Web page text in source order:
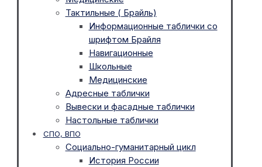
Тактильные ( Брайль)
Информационные таблички со
шрифтом Брайля
Навигационные
Школьные
Медицинские
Адресные таблички
Вывески и фасадные таблички
Настольные таблички
СПО, ВПО
Социально-гуманитарный цикл
История России